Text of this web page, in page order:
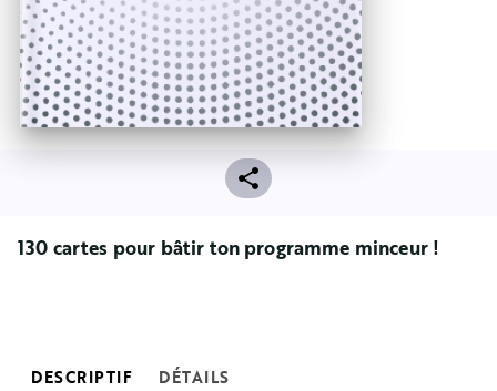
130 cartes pour bâtir ton programme minceur !
DESCRIPTIF DÉTAILS